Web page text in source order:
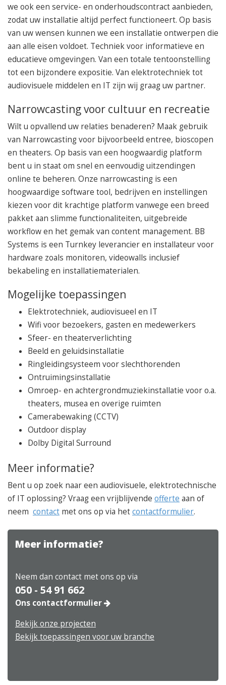
we ook een service- en onderhoudscontract aanbieden,
zodat uw installatie altijd perfect functioneert. Op basis
van uw wensen kunnen we een installatie ontwerpen die
aan alle eisen voldoet. Techniek voor informatieve en
educatieve omgevingen. Van een totale tentoonstelling
tot een bijzondere expositie. Van elektrotechniek tot
audiovisuele middelen en IT zijn wij graag uw partner.
Narrowcasting voor cultuur en recreatie
Wilt u opvallend uw relaties benaderen? Maak gebruik
van Narrowcasting voor bijvoorbeeld entree, bioscopen
en theaters. Op basis van een hoogwaardig platform
bent u in staat om snel en eenvoudig uitzendingen
online te beheren. Onze narrowcasting is een
hoogwaardige software tool, bedrijven en instellingen
kiezen voor dit krachtige platform vanwege een breed
pakket aan slimme functionaliteiten, uitgebreide
workflow en het gemak van content management. BB
Systems is een Turnkey leverancier en installateur voor
hardware zoals monitoren, videowalls inclusief
bekabeling en installatiematerialen.
Mogelijke toepassingen
Elektrotechniek, audiovisueel en IT
Wifi voor bezoekers, gasten en medewerkers
Sfeer- en theaterverlichting
Beeld en geluidsinstallatie
Ringleidingsysteem voor slechthorenden
Ontruimingsinstallatie
Omroep- en achtergrondmuziekinstallatie voor o.a.
theaters, musea en overige ruimten
Camerabewaking (CCTV)
Outdoor display
Dolby Digital Surround
Meer informatie?
Bent u op zoek naar een audiovisuele, elektrotechnische
of IT oplossing? Vraag een vrijblijvende offerte aan of
neem contact met ons op via hetcontactformulier.
Meer informatie?
Neem dan contact met ons op via
050 - 54 91 662
Ons contactformulier
Bekijk onze projecten
Bekijk toepassingen voor uw branche